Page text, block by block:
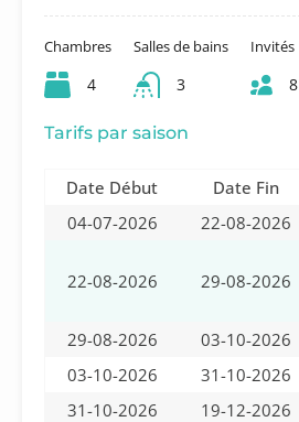
Chambres
4
Salles de bains
3
Invités
8
Tarifs par saison
Date Début Date Fin
04-07-2026
22-08-2026
22-08-2026 29-08-2026
29-08-2026 03-10-2026
03-10-2026
31-10-2026
31-10-2026
19-12-2026